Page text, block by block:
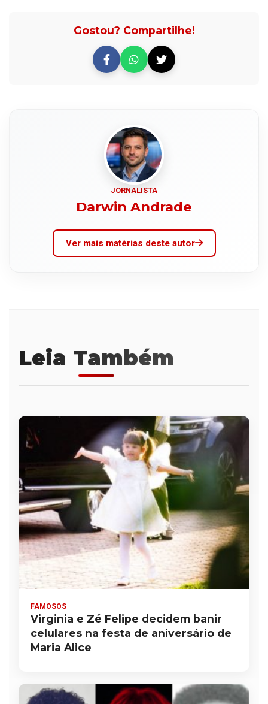
Gostou? Compartilhe!
JORNALISTA
Darwin Andrade
Ver mais matérias deste autor
Leia Também
FAMOSOS
Virginia e Zé Felipe decidem banir
celulares na festa de aniversário de
Maria Alice